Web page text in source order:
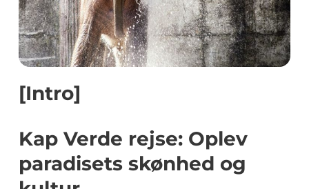
[Intro]
Kap Verde rejse: Oplev
paradisets skønhed og